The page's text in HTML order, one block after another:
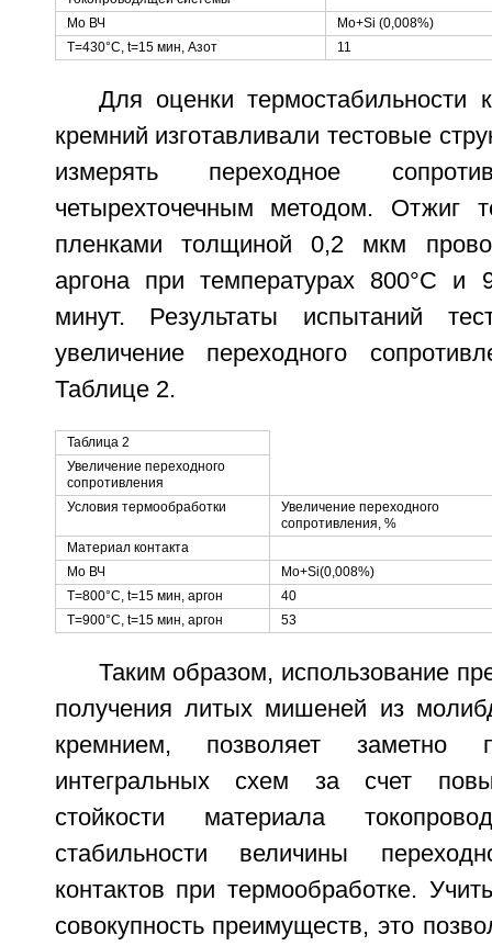
Мо ВЧ
Mo+Si (0,008%)
Т=430°С, t=15 мин, Азот
11
Для оценки термостабильности
кремний изготавливали тестовые
измерять переходное
четырехточечным методом. Отжиг
пленками толщиной 0,2 мкм
аргона при температурах 800°С и
минут. Результаты испытаний
увеличение переходного
Таблице 2.
Таблица 2
Увеличение переходного
сопротивления
Условия термообработки
Увеличение переходного
сопротивления, %
Материал контакта
Мо ВЧ
Mo+Si(0,008%)
Т=800°С, t=15 мин, аргон
40
Т=900°С, t=15 мин, аргон
53
Таким образом, использование
получения литых мишеней из
кремнием, позволяет заметно
интегральных схем за счет
стойкости материала
стабильности величины
контактов при термообработке.
совокупность преимуществ, это